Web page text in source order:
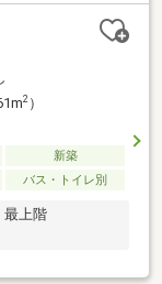
2）
新築
バス・トイレ別
最上階